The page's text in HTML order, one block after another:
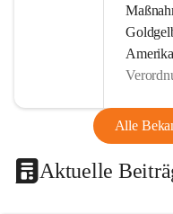
Alle
Aktuelle